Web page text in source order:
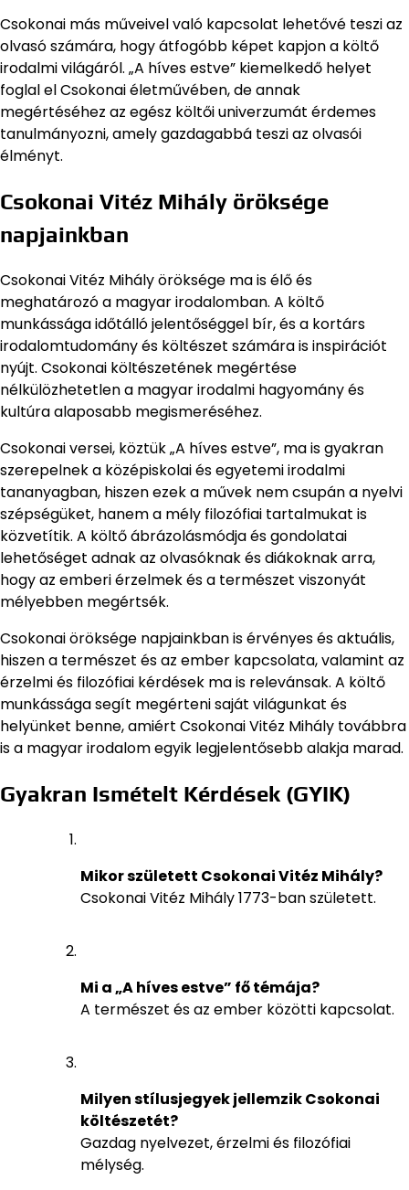
Csokonai más műveivel való kapcsolat lehetővé teszi az
olvasó számára, hogy átfogóbb képet kapjon a költő
irodalmi világáról. „A híves estve” kiemelkedő helyet
foglal el Csokonai életművében, de annak
megértéséhez az egész költői univerzumát érdemes
tanulmányozni, amely gazdagabbá teszi az olvasói
élményt.
Csokonai Vitéz Mihály öröksége
napjainkban
Csokonai Vitéz Mihály öröksége ma is élő és
meghatározó a magyar irodalomban. A költő
munkássága időtálló jelentőséggel bír, és a kortárs
irodalomtudomány és költészet számára is inspirációt
nyújt. Csokonai költészetének megértése
nélkülözhetetlen a magyar irodalmi hagyomány és
kultúra alaposabb megismeréséhez.
Csokonai versei, köztük „A híves estve”, ma is gyakran
szerepelnek a középiskolai és egyetemi irodalmi
tananyagban, hiszen ezek a művek nem csupán a nyelvi
szépségüket, hanem a mély filozófiai tartalmukat is
közvetítik. A költő ábrázolásmódja és gondolatai
lehetőséget adnak az olvasóknak és diákoknak arra,
hogy az emberi érzelmek és a természet viszonyát
mélyebben megértsék.
Csokonai öröksége napjainkban is érvényes és aktuális,
hiszen a természet és az ember kapcsolata, valamint az
érzelmi és filozófiai kérdések ma is relevánsak. A költő
munkássága segít megérteni saját világunkat és
helyünket benne, amiért Csokonai Vitéz Mihály továbbra
is a magyar irodalom egyik legjelentősebb alakja marad.
Gyakran Ismételt Kérdések (GYIK)
Mikor született Csokonai Vitéz Mihály?
Csokonai Vitéz Mihály 1773-ban született.
Mi a „A híves estve” fő témája?
A természet és az ember közötti kapcsolat.
Milyen stílusjegyek jellemzik Csokonai
költészetét?
Gazdag nyelvezet, érzelmi és filozófiai
mélység.